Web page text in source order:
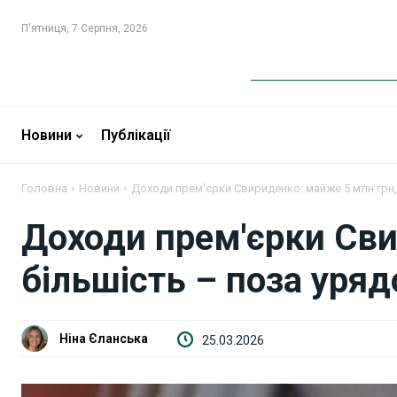
Валютний ринок
Криптовалюта
Робота і освіта
Публікації
Валютний ринок
Криптовалюта
Робота і освіта
Публікації
П'ятниця, 7 Серпня, 2026
Новини Публікації
Головна Новини Доходи прем'єрки Свириденко: майже 5 млн грн,
Доходи прем'єрки
більшість – поза
Ніна Єланська 25.03.2026